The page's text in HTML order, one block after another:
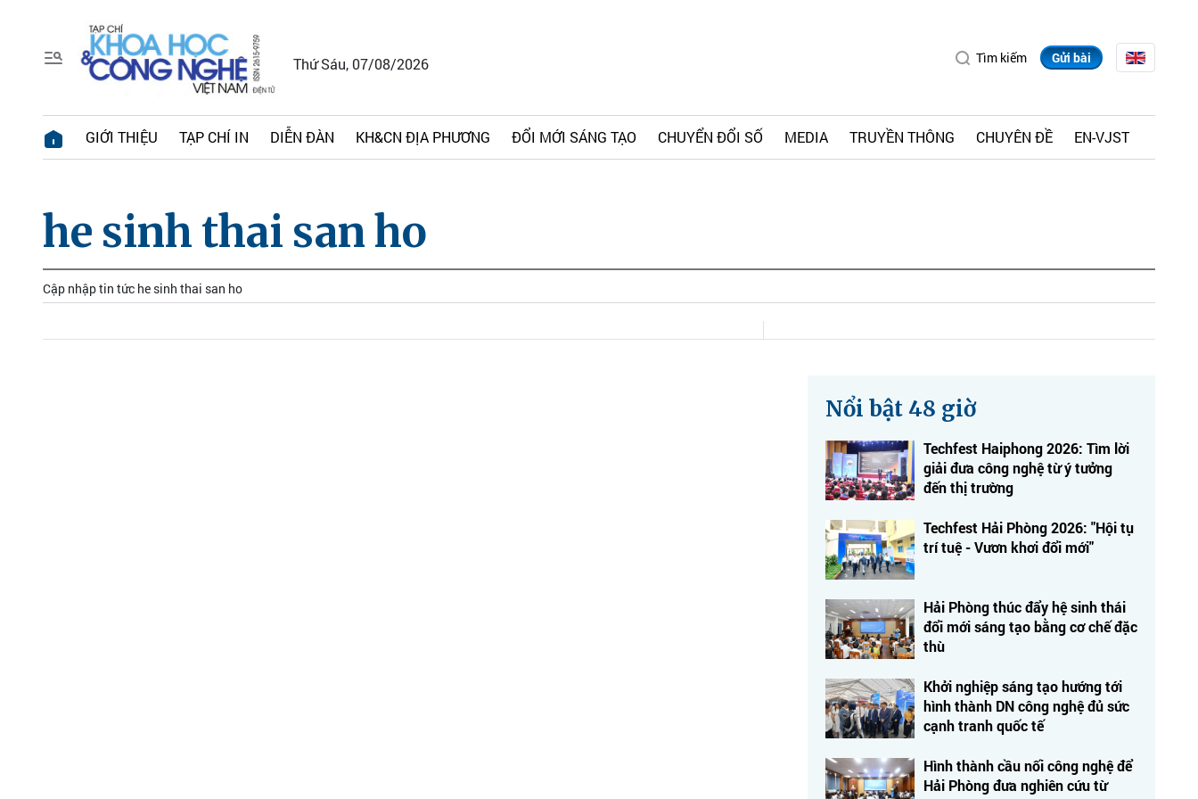
Thứ Sáu, 07/08/2026 Tìm kiếm Gửi bài
GIỚI THIỆU TẠP CHÍ IN DIỄN ĐÀN KH&CN ĐỊA PHƯƠNG ĐỔI MỚI SÁNG TẠO CHUYỂN ĐỔI SỐ MEDIA TRUYỀN THÔNG CHUYÊN ĐỀ EN-VJST
he sinh thai san ho
Cập nhập tin tức he sinh thai san ho
Nổi bật 48 giờ
Techfest Haiphong 2026: Tìm lời
giải đưa công nghệ từ ý tưởng
đến thị trường
Techfest Hải Phòng 2026: "Hội tụ
trí tuệ - Vươn khơi đổi mới"
Hải Phòng thúc đẩy hệ sinh thái
đổi mới sáng tạo bằng cơ chế đặc
thù
Khởi nghiệp sáng tạo hướng tới
hình thành DN công nghệ đủ sức
cạnh tranh quốc tế
Hình thành cầu nối công nghệ để
Hải Phòng đưa nghiên cứu từ